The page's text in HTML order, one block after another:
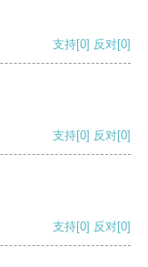
支持[0] 反对[0]
支持[0] 反对[0]
支持[0] 反对[0]